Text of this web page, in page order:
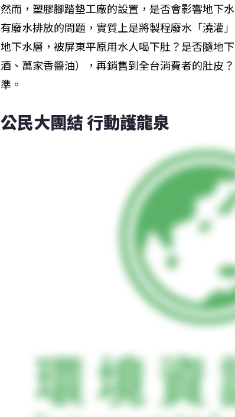
然而，塑膠腳踏墊工廠的設置，是否會影響地下
有廢水排放的問題，實質上是將製程廢水「澆灌
地下水層，被屏東平原用水人喝下肚？是否隨地
酒、萬家香醬油），再銷售到全台消費者的肚皮
準。
公民大團結 行動護龍泉